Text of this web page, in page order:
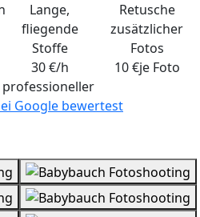
Lange,
fliegende
Stoffe
30 €/h
Retusche
zusätzlicher
Fotos
10 €je Foto
professioneller
Google bewertest